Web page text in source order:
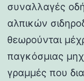
συναλλαγές
αλπικών
θεωρούνται
παγκόσμιας
γραμμές που